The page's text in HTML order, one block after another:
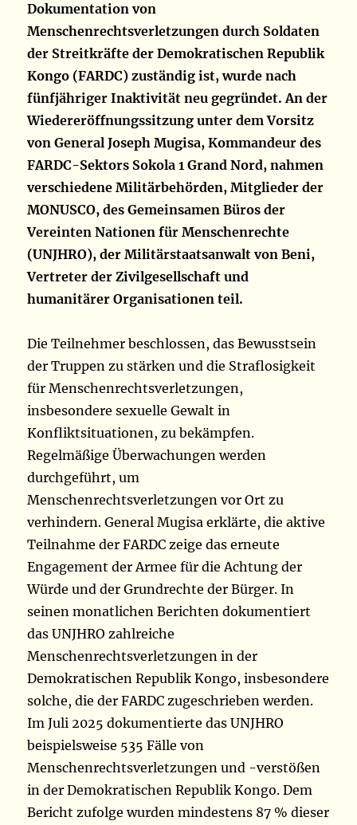
Dokumentation von
Menschenrechtsverletzungen durch Soldaten
der Streitkräfte der Demokratischen Republik
Kongo (FARDC) zuständig ist, wurde nach
fünfjähriger Inaktivität neu gegründet. An der
Wiedereröffnungssitzung unter dem Vorsitz
von General Joseph Mugisa, Kommandeur des
FARDC-Sektors Sokola 1 Grand Nord, nahmen
verschiedene Militärbehörden, Mitglieder der
MONUSCO, des Gemeinsamen Büros der
Vereinten Nationen für Menschenrechte
(UNJHRO), der Militärstaatsanwalt von Beni,
Vertreter der Zivilgesellschaft und
humanitärer Organisationen teil.
Die Teilnehmer beschlossen, das Bewusstsein
der Truppen zu stärken und die Straflosigkeit
für Menschenrechtsverletzungen,
insbesondere sexuelle Gewalt in
Konfliktsituationen, zu bekämpfen.
Regelmäßige Überwachungen werden
durchgeführt, um
Menschenrechtsverletzungen vor Ort zu
verhindern. General Mugisa erklärte, die aktive
Teilnahme der FARDC zeige das erneute
Engagement der Armee für die Achtung der
Würde und der Grundrechte der Bürger. In
seinen monatlichen Berichten dokumentiert
das UNJHRO zahlreiche
Menschenrechtsverletzungen in der
Demokratischen Republik Kongo, insbesondere
solche, die der FARDC zugeschrieben werden.
Im Juli 2025 dokumentierte das UNJHRO
beispielsweise 535 Fälle von
Menschenrechtsverletzungen und -verstößen
in der Demokratischen Republik Kongo. Dem
Bericht zufolge wurden mindestens 87 % dieser